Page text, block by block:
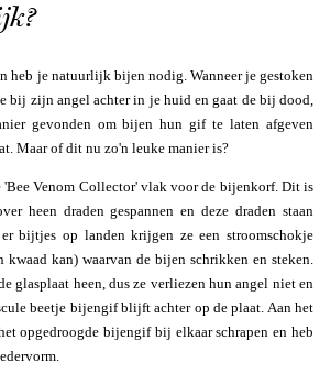
heb je natuurlijk bijen nodig. Wanneer je gestoken
bij zijn angel achter in je huid en gaat de bij dood,
gevonden om bijen hun gif te laten afgeven
Maar of dit nu zo'n leuke manier is?
'Bee Venom Collector' vlak voor de bijenkorf. Dit is
heen draden gespannen en deze draden staan
er bijtjes op landen krijgen ze een stroomschokje
kwaad kan) waarvan de bijen schrikken en steken.
glasplaat heen, dus ze verliezen hun angel niet en
beetje bijengif blijft achter op de plaat. Aan het
opgedroogde bijengif bij elkaar schrapen en heb